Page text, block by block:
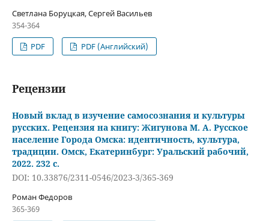
Светлана Боруцкая, Сергей Васильев
354-364
PDF
PDF (Английский)
Рецензии
Новый вклад в изучение самосознания и культуры
русских. Рецензия на книгу: Жигунова М. А. Русское
население Города Омска: идентичность, культура,
традиции. Омск, Екатеринбург: Уральский рабочий,
2022. 232 с.
DOI: 10.33876/2311-0546/2023-3/365-369
Роман Федоров
365-369